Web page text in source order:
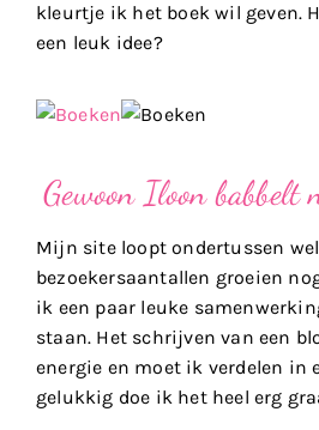
kleurtje ik het boek wil geven.
een leuk idee?
Gewoon Iloon babbelt
Mijn site loopt ondertussen
bezoekersaantallen groeien
ik een paar leuke
staan. Het schrijven van een
energie en moet ik verdelen in
gelukkig doe ik het heel erg